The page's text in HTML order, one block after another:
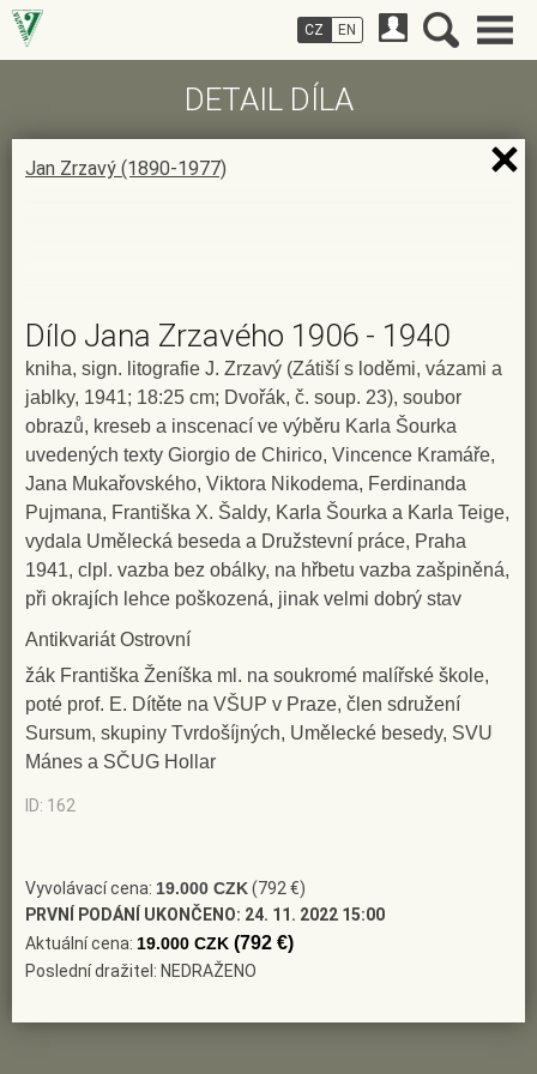
DETAIL DÍLA
Jan Zrzavý (1890-1977)
Dílo Jana Zrzavého 1906 - 1940
kniha, sign. litografie J. Zrzavý (Zátiší s loděmi, vázami a
jablky, 1941; 18:25 cm; Dvořák, č. soup. 23), soubor
obrazů, kreseb a inscenací ve výběru Karla Šourka
uvedených texty Giorgio de Chirico, Vincence Kramáře,
Jana Mukařovského, Viktora Nikodema, Ferdinanda
Pujmana, Františka X. Šaldy, Karla Šourka a Karla Teige,
vydala Umělecká beseda a Družstevní práce, Praha
1941, clpl. vazba bez obálky, na hřbetu vazba zašpiněná,
při okrajích lehce poškozená, jinak velmi dobrý stav
Antikvariát Ostrovní
žák Františka Ženíška ml. na soukromé malířské škole,
poté prof. E. Dítěte na VŠUP v Praze, člen sdružení
Sursum, skupiny Tvrdošíjných, Umělecké besedy, SVU
Mánes a SČUG Hollar
ID: 162
Vyvolávací cena: 19.000 CZK(792 €)
PRVNÍ PODÁNÍ UKONČENO: 24. 11. 2022 15:00
Aktuální cena: 19.000 CZK (792 €)
Poslední dražitel: NEDRAŽENO
CZ EN